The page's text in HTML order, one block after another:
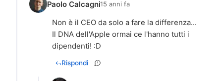
Paolo Calcagni15 anni fa
Non è il CEO da solo a fare la differenza...
Il DNA dell'Apple ormai ce l'hanno tutti i
dipendenti! :D
Rispondi